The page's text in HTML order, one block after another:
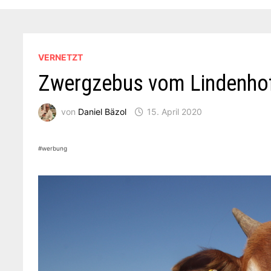
VERNETZT
Zwergzebus vom
von Daniel Bäzol 15. April 2020
#werbung